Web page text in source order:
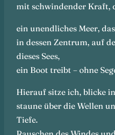
mit schwindender Kraft,
ein unendliches Meer,
in dessen Zentrum, auf
dieses Sees,
ein Boot treibt – ohne
Hierauf sitze ich, blicke
staune über die Wellen
Tiefe.